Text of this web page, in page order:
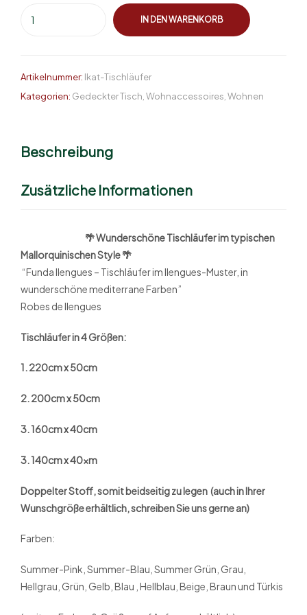
IN DEN WARENKORB
Artikelnummer: Ikat-Tischläufer
Kategorien: Gedeckter Tisch Wohnaccessoires Wohnen
Beschreibung
Zusätzliche Informationen
🌴 Wunderschöne Tischläufer im typischen
Mallorquinischen Style 🌴
“Funda llengues – Tischläufer im llengues-Muster, in
wunderschöne mediterrane Farben”
Robes de llengues
Tischläufer in 4 Größen:
1. 220cm x 50cm
2. 200cm x 50cm
3. 160cm x 40cm
3. 140cm x 40xm
Doppelter Stoff, somit beidseitig zu legen (auch in Ihrer
Wunschgröße erhältlich, schreiben Sie uns gerne an)
Farben:
Summer-Pink, Summer-Blau, Summer Grün, Grau,
Hellgrau, Grün, Gelb, Blau , Hellblau, Beige, Braun und Türkis